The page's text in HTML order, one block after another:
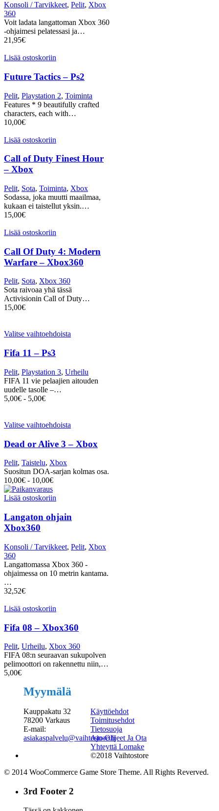
Konsoli / Tarvikkeet, Pelit, Xbox
360
Voit ladata langattoman Xbox 360
-ohjaimesi pelatessasi ja…
21,95€
Lisää ostoskoriin
Future Tactics – Ps2
Pelit, Playstation 2, Toiminta
Features * 9 beautifully crafted
characters, each with…
10,00€
Lisää ostoskoriin
Call of Duty Finest Hour
– Xbox
Pelit, Sota, Toiminta, Xbox
Sodassa, joka muutti maailmaa,
kukaan ei taistellut yksin.…
15,00€
Lisää ostoskoriin
Call Of Duty 4: Modern
Warfare – Xbox360
Pelit, Sota, Xbox 360
Sota raivoaa yhä tässä
Activisionin Call of Duty…
15,00€
Valitse vaihtoehdoista
Fifa 11 – Ps3
Pelit, Playstation 3, Urheilu
FIFA 11 vie pelaajien aitouden
uudelle tasolle –…
5,00€ - 5,00€
Valitse vaihtoehdoista
Dead or Alive 3 – Xbox
Pelit, Taistelu, Xbox
Suositun DOA-sarjan kolmas osa.
10,00€ - 10,00€
Lisää ostoskoriin
Langaton ohjain
Xbox360
Konsoli / Tarvikkeet, Pelit, Xbox
360
Langattomassa Xbox 360 -
ohjaimessa on 10 metrin kantama.
…
32,52€
Lisää ostoskoriin
Fifa 08 – Xbox360
Pelit, Urheilu, Xbox 360
FIFA 08:n seuraavan sukupolven
pelimoottori on rakennettu niin,…
5,00€
Myymälä
Kauppakatu 32
78200 Varkaus
E-mail:
asiakaspalvelu@vaihtostore.fi
Käyttöehdot
Toimitusehdot
Tietosuoja
Ajo-Ohjeet Ja Ota
Yhteyttä Lomake
©2018 Vaihtostore
© 2014 WooCommerce Game Store Theme. All Rights Reverved.
3rd Footer 2